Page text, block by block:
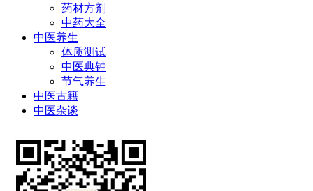
药材方剂
中药大全
中医养生
体质测试
中医典钟
节气养生
中医古籍
中医杂谈